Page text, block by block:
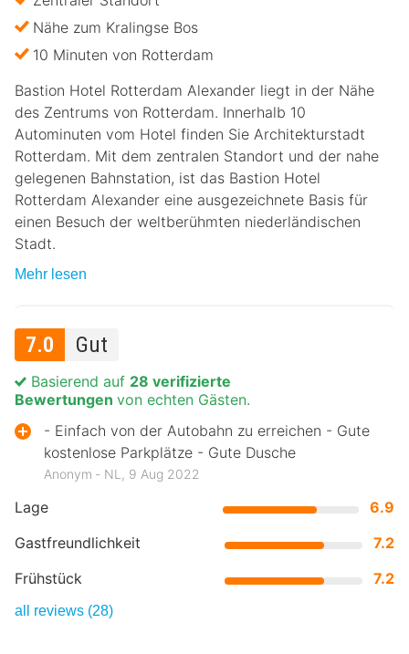
Nähe zum Kralingse Bos
10 Minuten von Rotterdam
Bastion Hotel Rotterdam Alexander liegt in der Nähe
des Zentrums von Rotterdam. Innerhalb 10
Autominuten vom Hotel finden Sie Architekturstadt
Rotterdam. Mit dem zentralen Standort und der nahe
gelegenen Bahnstation, ist das Bastion Hotel
Rotterdam Alexander eine ausgezeichnete Basis für
einen Besuch der weltberühmten niederländischen
Stadt.
Mehr lesen
7.0 Gut
Lage
6.9
Gastfreundlichkeit
7.2
Frühstück
7.2
Basierend auf 28 verifizierte
Bewertungen von echten Gästen.
- Einfach von der Autobahn zu erreichen - Gute
kostenlose Parkplätze - Gute Dusche
Anonym ‐ NL, 9 Aug 2022
all reviews (28)